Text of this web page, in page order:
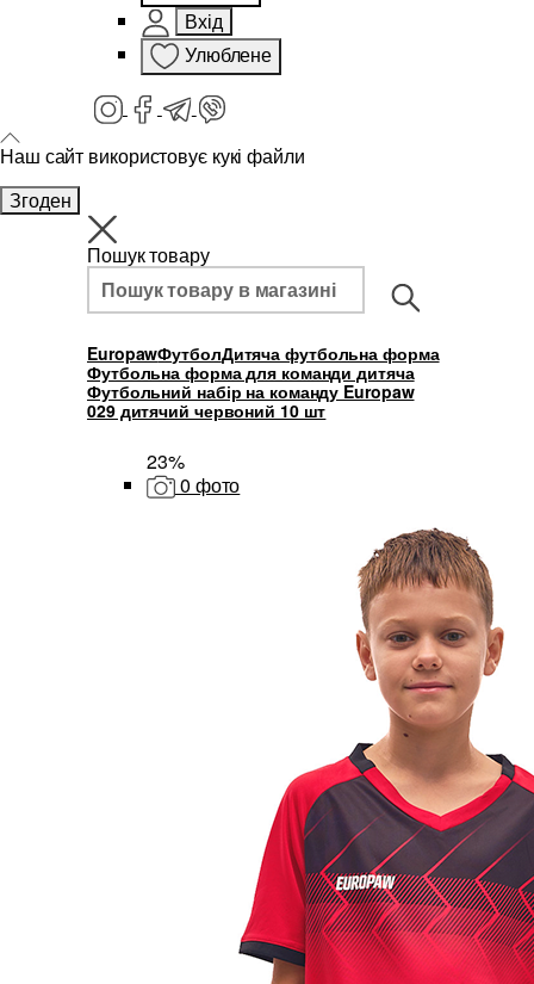
Вхід
Улюблене
Наш сайт використовує кукі файли
Згоден
Пошук товару
EuropawФутболДитяча футбольна форма
Футбольна форма для команди дитяча
Футбольний набір на команду Europaw
029 дитячий червоний 10 шт
23%
0 фото